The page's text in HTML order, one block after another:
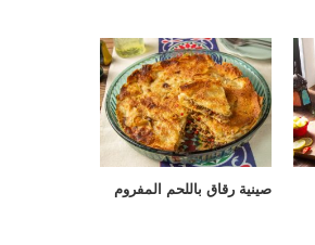
صينية رقاق باللحم المفروم